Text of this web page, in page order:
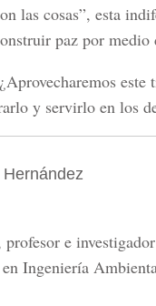
las cosas”, esta
paz por
este
y servirlo en los
profesor e
Ingeniería